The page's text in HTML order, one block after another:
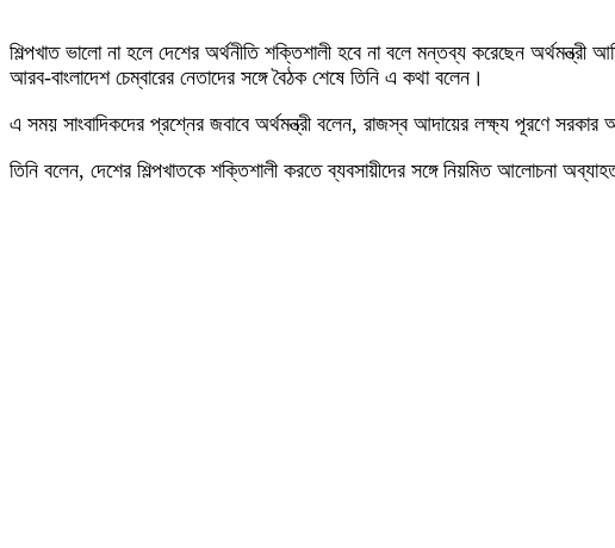
শিল্পখাত ভালো না হলে দেশের অর্থনীতি শক্তিশালী হবে না বলে মন্তব্য করেছেন
আরব-বাংলাদেশ চেম্বারের নেতাদের সঙ্গে বৈঠক শেষে তিনি এ কথা বলেন।
এ সময় সাংবাদিকদের প্রশ্নের জবাবে অর্থমন্ত্রী বলেন, রাজস্ব আদায়ের লক্ষ্য পূরণে
তিনি বলেন, দেশের শিল্পখাতকে শক্তিশালী করতে ব্যবসায়ীদের সঙ্গে নিয়মিত আলোচনা